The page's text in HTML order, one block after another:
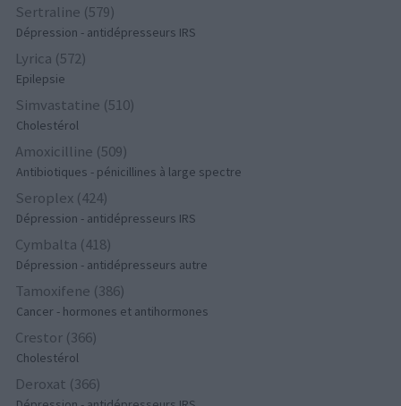
Sertraline (579)
Dépression - antidépresseurs IRS
Lyrica (572)
Epilepsie
Simvastatine (510)
Cholestérol
Amoxicilline (509)
Antibiotiques - pénicillines à large spectre
Seroplex (424)
Dépression - antidépresseurs IRS
Cymbalta (418)
Dépression - antidépresseurs autre
Tamoxifene (386)
Cancer - hormones et antihormones
Crestor (366)
Cholestérol
Deroxat (366)